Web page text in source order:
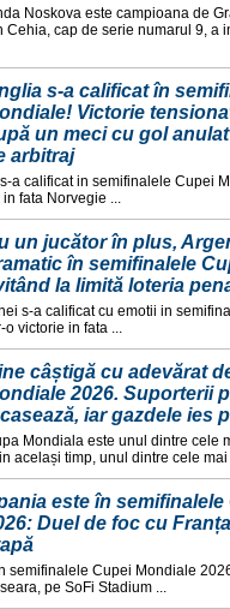
Noskova este campioana de
Cehia, cap de serie numarul 9, a
s-a calificat în
Victorie
un meci cu gol
arbitraj
a calificat in semifinalele Cupei
fata Norvegie ...
un jucător în plus,
în semifinalele
la limită loteria
s-a calificat cu emotii in
victorie in fata ...
câștigă cu adevărat
2026. Suporterii
iar gazdele ies
Mondiala este unul dintre cele
același timp, unul dintre cele mai
este în
Duel de foc cu
semifinalele Cupei Mondiale
pe SoFi Stadium ...